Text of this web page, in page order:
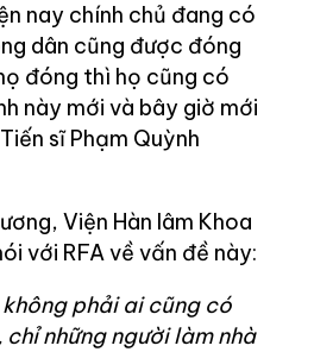
nay chính chủ đang có
dân cũng được đóng
đóng thì họ cũng có
này mới và bây giờ mới
sĩ Phạm Quỳnh
Viện Hàn lâm Khoa
với RFA về vấn đề này:
phải ai cũng có
những người làm nhà